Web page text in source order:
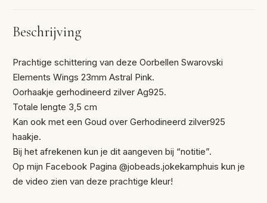
Beschrijving
Prachtige schittering van deze Oorbellen Swarovski
Elements Wings 23mm Astral Pink.
Oorhaakje gerhodineerd zilver Ag925.
Totale lengte 3,5 cm
Kan ook met een Goud over Gerhodineerd zilver925
haakje.
Bij het afrekenen kun je dit aangeven bij “notitie”.
Op mijn Facebook Pagina @jobeads.jokekamphuis kun je
de video zien van deze prachtige kleur!